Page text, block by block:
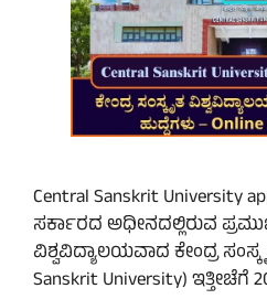
Central Sanskrit University
ಸರ್ಕಾರದ ಅಧೀನದಲ್ಲಿರುವ
ವಿಶ್ವವಿದ್ಯಾಲಯವಾದ ಕೇಂದ್ರ
Sanskrit University) ಇತ್ತೀಚೆಗೆ